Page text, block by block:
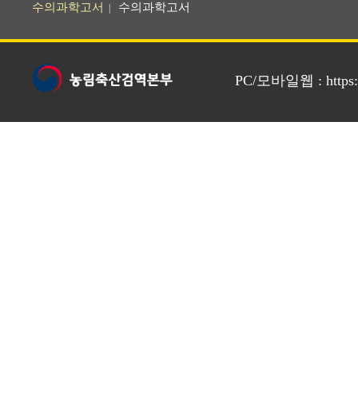
수의과학고서 수의과학고서
PC/모바일웹 :